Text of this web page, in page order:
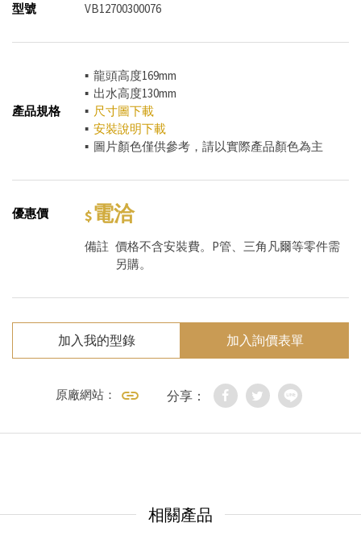
型號 VB12700300076
產品規格
▪ 龍頭高度169mm
▪ 出水高度130mm
▪ 尺寸圖下載
▪ 安裝說明下載
▪ 圖片顏色僅供參考，請以實際產品顏色為主
優惠價 電洽
備註 價格不含安裝費。P管、三角凡爾等零件需
另購。
加入我的型錄 加入詢價表單
原廠網站： 分享：
相關產品